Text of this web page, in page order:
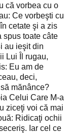
că vorbea cu o
Ce vorbeşti cu
cetate şi a zis
spus toate câte
au ieşit din
Lui Îl rugau,
Eu am de
deci,
mănânce?
Celui Care M-a
ziceţi voi că mai
Ridicaţi ochii
Iar cel ce